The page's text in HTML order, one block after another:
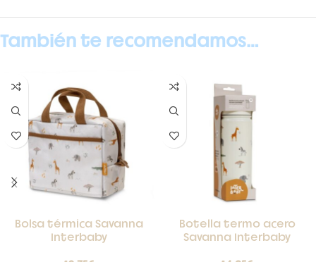
También te recomendamos…
Bolsa térmica Savanna
Interbaby
Botella termo acero
Savanna Interbaby